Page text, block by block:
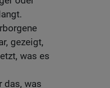
gezeigt,
was es
das, was